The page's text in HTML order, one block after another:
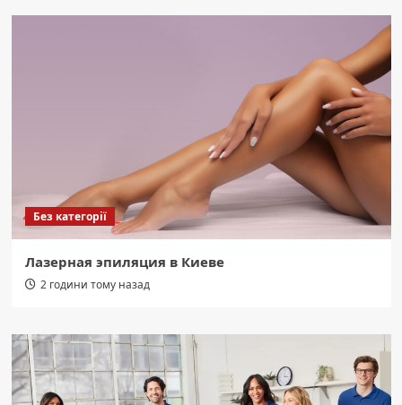
Без категорії
Лазерная эпиляция в Киеве
2 години тому назад